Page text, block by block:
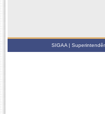
SIGAA |